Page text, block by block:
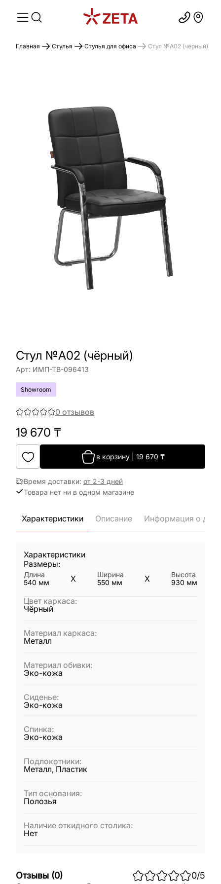
Главная Стулья Стулья для офиса Стул №A02 (чёрный)
Стул №A02 (чёрный)
Арт: ИМП-ТВ-096413
Showroom
0 отзывов
19 670 ₸
в корзину 19 670 ₸
Время доставки: от 2-3 дней
Товара нет ни в одном магазине
Характеристики Описание Информация о
Характеристики
Размеры:
Длина
540 мм X
Ширина
550 мм X
Высота
930 мм
Цвет каркаса:
Чёрный
Материал каркаса:
Металл
Материал обивки:
Эко-кожа
Сиденье:
Эко-кожа
Спинка:
Эко-кожа
Подлокотники:
Металл, Пластик
Тип основания:
Полозья
Наличие откидного столика:
Нет
Отзывы (0) 0/5